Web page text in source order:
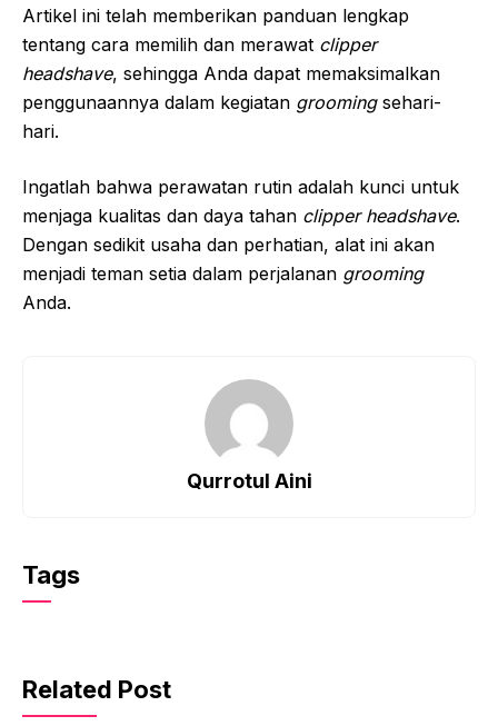
Artikel ini telah memberikan panduan lengkap
tentang cara memilih dan merawat clipper
headshave, sehingga Anda dapat memaksimalkan
penggunaannya dalam kegiatan groomingsehari-
hari.
Ingatlah bahwa perawatan rutin adalah kunci untuk
menjaga kualitas dan daya tahan clipper headshave.
Dengan sedikit usaha dan perhatian, alat ini akan
menjadi teman setia dalam perjalanan grooming
Anda.
Qurrotul Aini
Tags
Related Post